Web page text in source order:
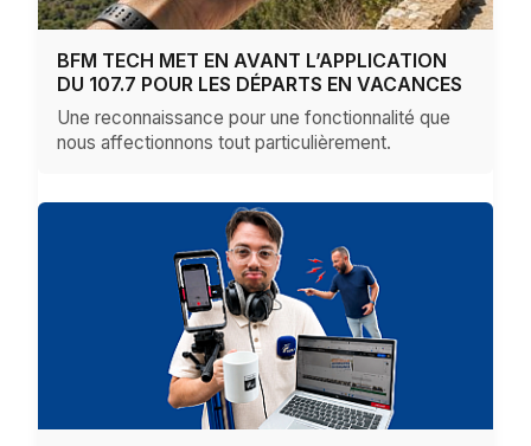
BFM TECH MET EN AVANT L’APPLICATION
DU 107.7 POUR LES DÉPARTS EN VACANCES
Une reconnaissance pour une fonctionnalité que
nous affectionnons tout particulièrement.